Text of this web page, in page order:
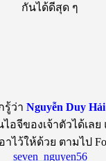
กันได้ดีสุด ๆ
รู้ว่า Nguyễn Duy Hải
อจีของเจ้าตัวได้เล
ไว้ให้ด้วย ตามไป
seven_nguyen56